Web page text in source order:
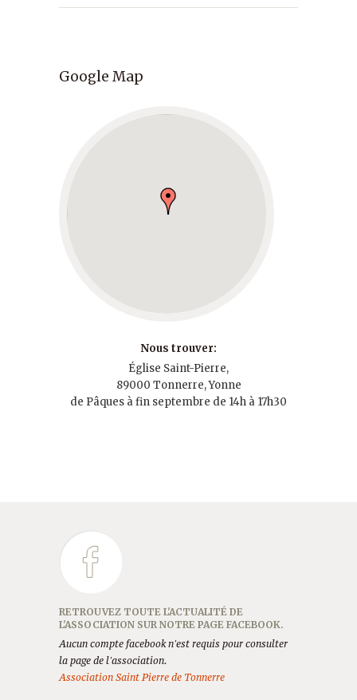
Google Map
Nous trouver:
Église Saint-Pierre,
89000 Tonnerre, Yonne
de Pâques à fin septembre de 14h à 17h30
RETROUVEZ TOUTE L'ACTUALITÉ DE
L'ASSOCIATION SUR NOTRE PAGE FACEBOOK.
Aucun compte facebook n'est requis pour consulter
la page de l'association.
Association Saint Pierre de Tonnerre